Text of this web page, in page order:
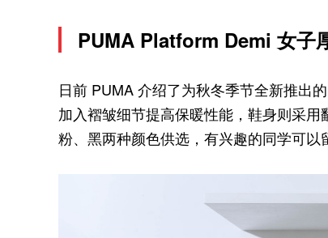
PUMA Platform Demi 女子
日前 PUMA 介绍了为秋冬季节全新推出
加入褶皱细节提高保暖性能，鞋身则采
粉、黑两种颜色供选，有兴趣的同学可以